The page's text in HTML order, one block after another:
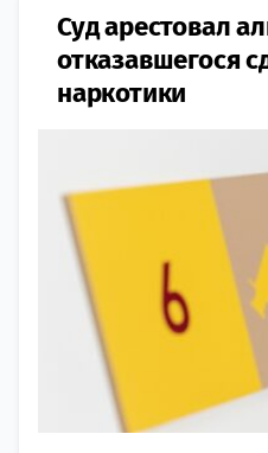
Суд арестовал
отказавшегося
наркотики